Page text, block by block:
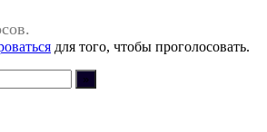
для того, чтобы проголосовать.